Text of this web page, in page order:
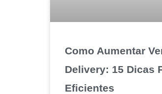
Como Aumentar
Delivery: 15 Dicas
Eficientes